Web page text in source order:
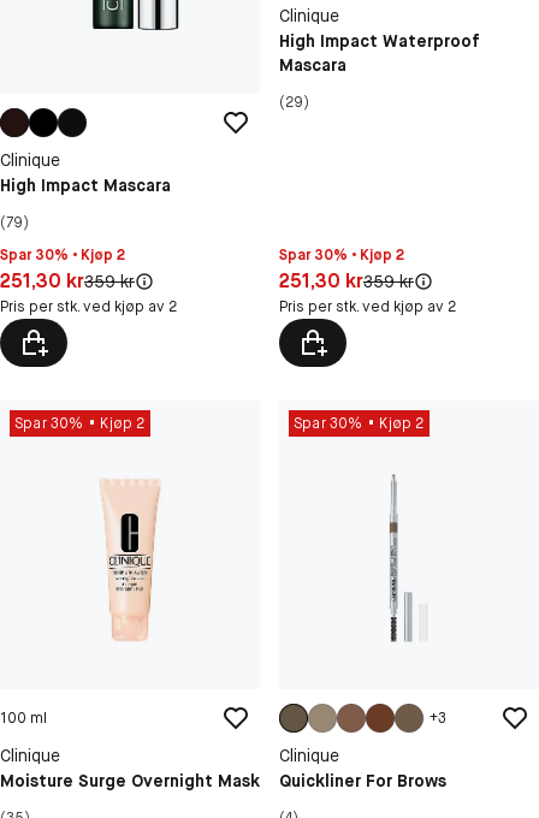
Clinique
High Impact Mascara
(79)
Spar 30% • Kjøp 2
Pris: 251,30 kr
251,30 krOriginal pris:
359 kr
Pris per stk. ved kjøp av 2
Clinique
High Impact Waterproof
Mascara
(29)
Spar 30% • Kjøp 2
Pris: 251,30 kr
251,30 krOriginal pris:
359 kr
Pris per stk. ved kjøp av 2
Spar 30% Kjøp 2
100 ml
Clinique
Moisture Surge Overnight Mask
Spar 30% Kjøp 2
+3
Clinique
Quickliner For Brows